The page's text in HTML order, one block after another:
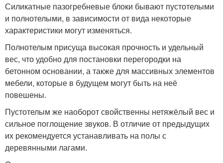
Силикатные пазогребневые блоки бывают пустотелыми
и полнотелыми, в зависимости от вида некоторые
характеристики могут изменяться.
Полнотелым присуща высокая прочность и удельный
вес, что удобно для постановки перегородки на
бетонном основании, а также для массивных элементов
мебели, которые в будущем могут быть на неё
повешены.
Пустотелым же наоборот свойственны нетяжёлый вес и
сильное поглощение звуков. В отличие от предыдущих
их рекомендуется устанавливать на полы с
деревянными лагами.